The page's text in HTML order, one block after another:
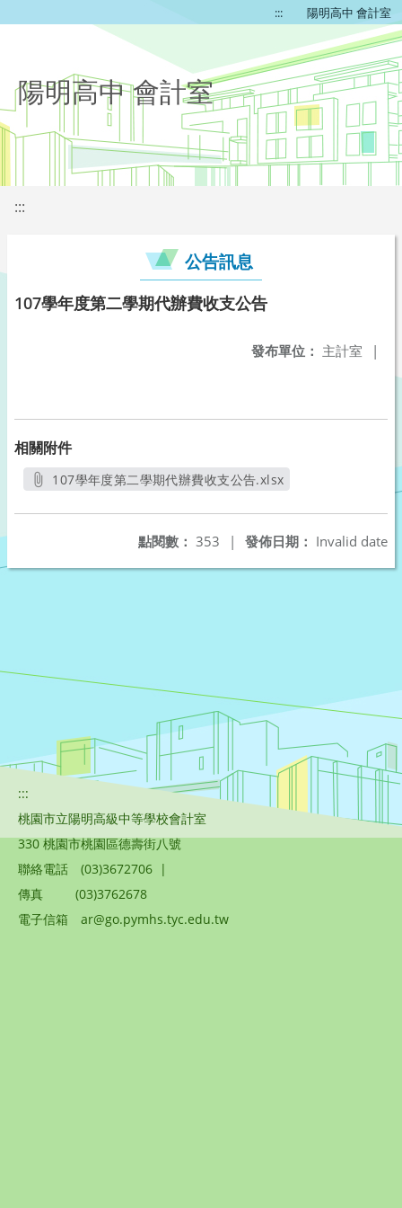
::: 陽明高中 會計室
陽明高中 會計室
:::
公告訊息
107學年度第二學期代辦費收支公告
發布單位： 主計室 |
相關附件
107學年度第二學期代辦費收支公告.xlsx
發佈日期： Invalid date
點閱數： 353 |
:::
桃園市立陽明高級中等學校會計室
330 桃園市桃園區德壽街八號
聯絡電話
(03)3672706 |
傳真
(03)3762678
電子信箱
ar@go.pymhs.tyc.edu.tw